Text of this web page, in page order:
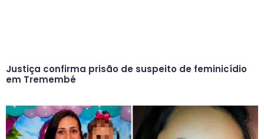
Justiça confirma prisão de suspeito de feminicídio
em Tremembé